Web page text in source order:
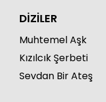
DİZİLER
Muhtemel Aşk
Kızılcık Şerbeti
Sevdan Bir Ateş